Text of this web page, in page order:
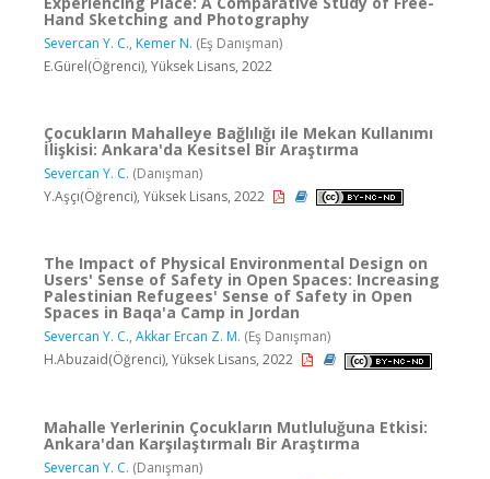
Hand Sketching and Photography
Severcan Y. C., Kemer N. (Eş Danışman)
E.Gürel(Öğrenci), Yüksek Lisans, 2022
Çocukların Mahalleye Bağlılığı ile Mekan Kullanımı
İlişkisi: Ankara'da Kesitsel Bir Araştırma
Severcan Y. C. (Danışman)
Y.Aşçı(Öğrenci), Yüksek Lisans, 2022
The Impact of Physical Environmental Design on
Users' Sense of Safety in Open Spaces: Increasing
Palestinian Refugees' Sense of Safety in Open
Spaces in Baqa'a Camp in Jordan
Severcan Y. C., Akkar Ercan Z. M. (Eş Danışman)
H.Abuzaid(Öğrenci), Yüksek Lisans, 2022
Mahalle Yerlerinin Çocukların Mutluluğuna Etkisi:
Ankara'dan Karşılaştırmalı Bir Araştırma
Severcan Y. C. (Danışman)